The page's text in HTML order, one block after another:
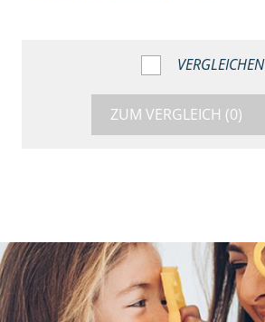
VERGLEICHEN
ZUM VERGLEICH (0)